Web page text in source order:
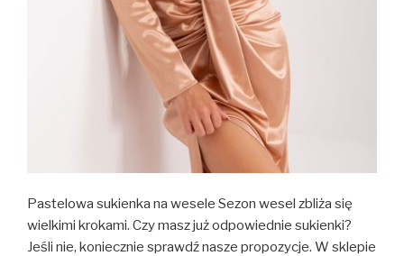
Pastelowa sukienka na wesele Sezon wesel zbliża się
wielkimi krokami. Czy masz już odpowiednie sukienki?
Jeśli nie, koniecznie sprawdź nasze propozycje. W sklepie